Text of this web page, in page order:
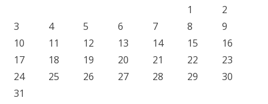
1
2
3
4 5 6 7 8
9
10
11 12 13 14 15
16
17
18 19 20 21 22
23
24
25 26 27 28 29
30
31